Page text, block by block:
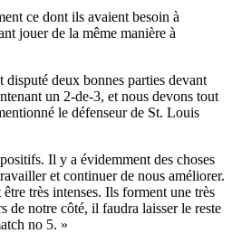
ce dont ils avaient besoin à
jouer de la même manière à
deux bonnes parties devant
un 2-de-3, et nous devons tout
le défenseur de St. Louis
Il y a évidemment des choses
et continuer de nous améliorer.
très intenses. Ils forment une très
de notre côté, il faudra laisser le reste
no 5. »